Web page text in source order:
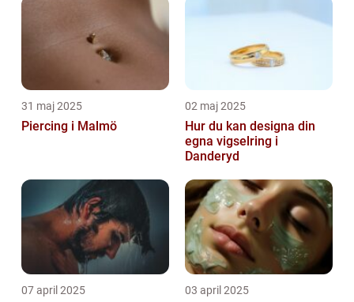
31 maj 2025
Piercing i Malmö
02 maj 2025
Hur du kan designa din
egna vigselring i
Danderyd
07 april 2025 03 april 2025